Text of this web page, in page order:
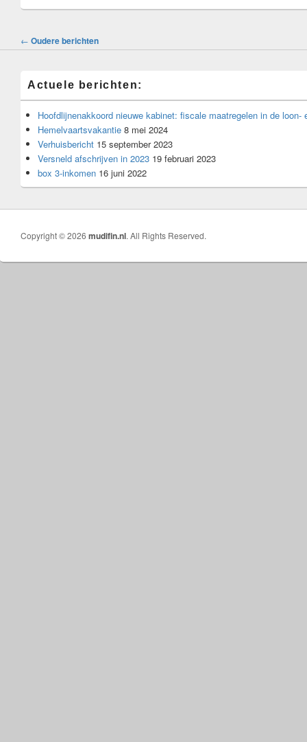
Berichten
← Oudere berichten
Actuele berichten:
Hoofdlijnenakkoord nieuwe kabinet: fiscale maatregelen in de loon-
Hemelvaartsvakantie 8 mei 2024
Verhuisbericht 15 september 2023
Versneld afschrijven in 2023 19 februari 2023
box 3-inkomen 16 juni 2022
Copyright © 2026 mudifin.nl. All Rights Reserved.